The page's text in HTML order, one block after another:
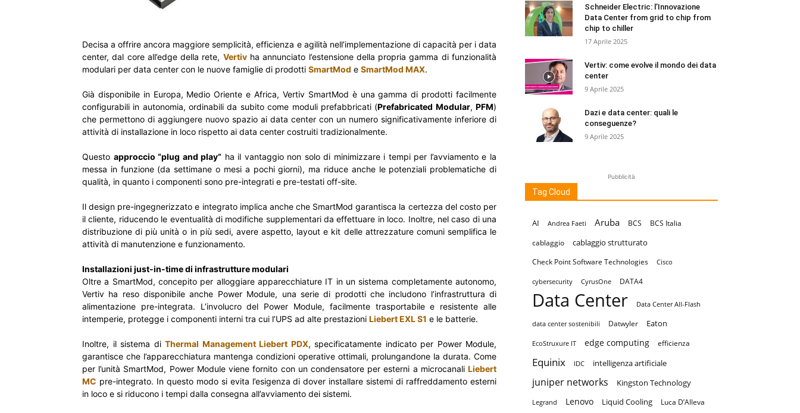
Decisa a offrire ancora maggiore semplicità, efficienza e agilità nell’implementazione di capacità per i data
center, dal core all’edge della rete, Vertivha annunciato l’estensione della propria gamma di funzionalità
modulari per data center con le nuove famiglie di prodotti SmartMod e SmartMod MAX.
Già disponibile in Europa, Medio Oriente e Africa, Vertiv SmartMod è una gamma di prodotti facilmente
configurabili in autonomia, ordinabili da subito come moduli prefabbricati (Prefabricated Modular,PFM)
che permettono di aggiungere nuovo spazio ai data center con un numero significativamente inferiore di
attività di installazione in loco rispetto ai data center costruiti tradizionalmente.
Questo approccio “plug and play” ha il vantaggio non solo di minimizzare i tempi per l’avviamento e la
messa in funzione (da settimane o mesi a pochi giorni), ma riduce anche le potenziali problematiche di
qualità, in quanto i componenti sono pre-integrati e pre-testati off-site.
Il design pre-ingegnerizzato e integrato implica anche che SmartMod garantisca la certezza del costo per
il cliente, riducendo le eventualità di modifiche supplementari da effettuare in loco. Inoltre, nel caso di una
distribuzione di più unità o in più sedi, avere aspetto, layout e kit delle attrezzature comuni semplifica le
attività di manutenzione e funzionamento.
Installazioni just-in-time di infrastrutture modulari
Oltre a SmartMod, concepito per alloggiare apparecchiature IT in un sistema completamente autonomo,
Vertiv ha reso disponibile anche Power Module, una serie di prodotti che includono l’infrastruttura di
alimentazione pre-integrata. L’involucro del Power Module, facilmente trasportabile e resistente alle
intemperie, protegge i componenti interni tra cui l’UPS ad alte prestazioni Liebert EXL S1 e le batterie.
Inoltre, il sistema di Thermal Management Liebert PDX, specificatamente indicato per Power Module,
garantisce che l’apparecchiatura mantenga condizioni operative ottimali, prolungandone la durata. Come
per l’unità SmartMod, Power Module viene fornito con un condensatore per esterni a microcanali Liebert
MC pre-integrato. In questo modo si evita l’esigenza di dover installare sistemi di raffreddamento esterni
in loco e si riducono i tempi dalla consegna all’avviamento dei sistemi.
Schneider Electric: l’Innovazione
Data Center from grid to chip from
chip to chiller
17 Aprile 2025
Vertiv: come evolve il mondo dei data
center
9 Aprile 2025
Dazi e data center: quali le
conseguenze?
9 Aprile 2025
Pubblicità
Tag Cloud
AI Andrea Faeti Aruba BCS
BCS Italia
cablaggio
cablaggio strutturato
Check Point Software Technologies Cisco
cybersecurity CyrusOne DATA4
Data Center Data Center All-Flash
data center sostenibili Datwyler Eaton
EcoStruxure IT edge computing efficienza
Equinix IDC intelligenza artificiale
juniper networks Kingston Technology
Legrand Lenovo Liquid Cooling
Luca D’Alleva